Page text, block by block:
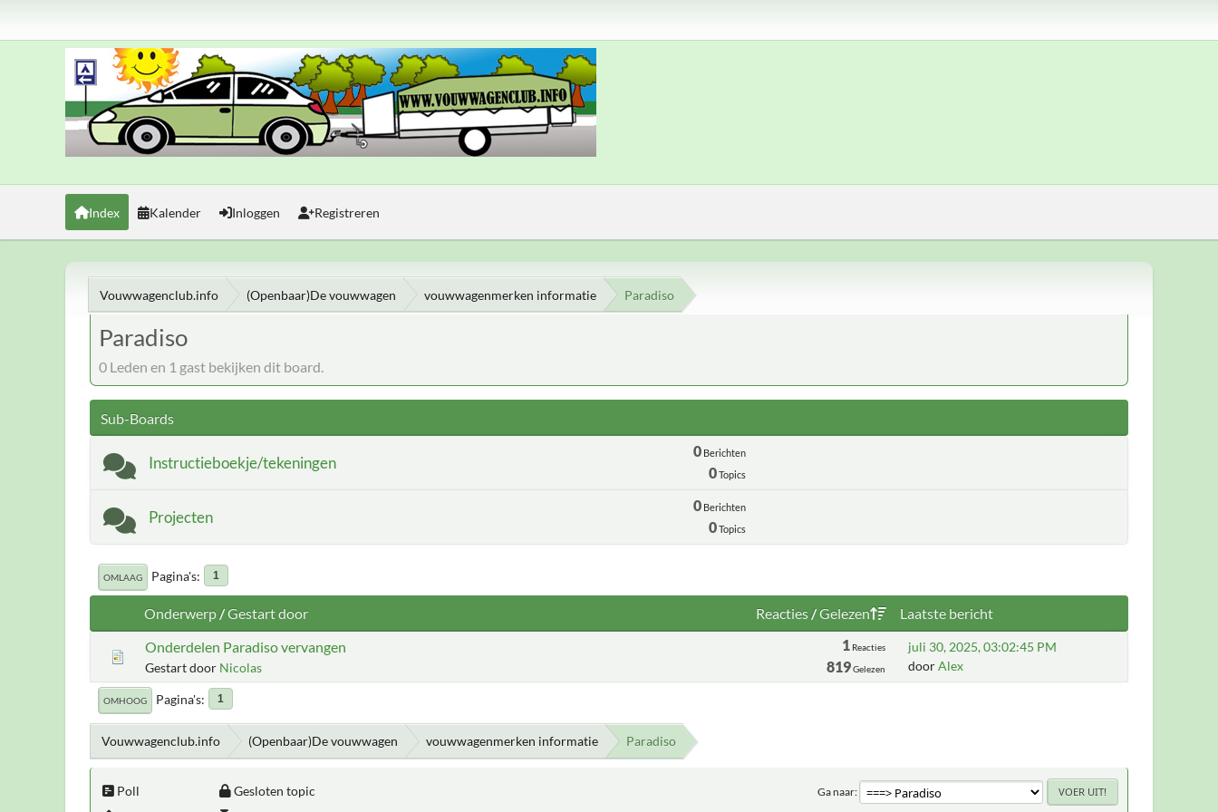
Index Kalender Inloggen Registreren
Vouwwagenclub.info (Openbaar)De vouwwagen vouwwagenmerken informatie Paradiso
Paradiso
0 Leden en 1 gast bekijken dit board.
Sub-Boards
Instructieboekje/tekeningen
0Berichten
0Topics
Projecten
0Berichten
0Topics
OMLAAG Pagina's 1
Onderwerp/Gestart door Reacties/Gelezen
Laatste bericht
Onderdelen Paradiso vervangen
Gestart door Nicolas
1 Reacties
819Gelezen
juli 30, 2025, 03:02:45 PM
doorAlex
OMHOOG Pagina's 1
Vouwwagenclub.info (Openbaar)De vouwwagen vouwwagenmerken informatie Paradiso
Ga naar
Poll
Gesloten topic